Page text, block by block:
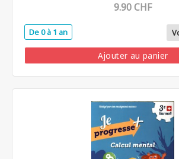
9.90 CHF
De 0 à 1 an
Ajouter au panier